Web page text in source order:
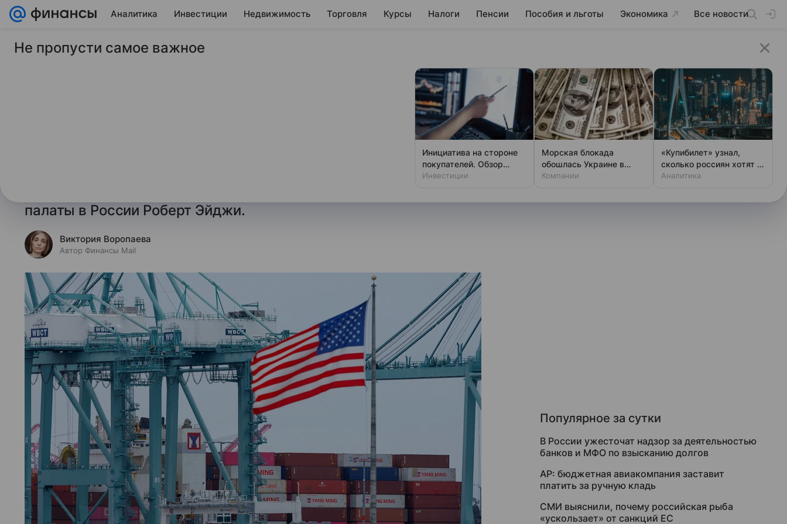
Аналитика Инвестиции Недвижимость Торговля Курсы Налоги Пенсии Пособия и льготы Экономика Все новости
19 июня 2025 Финансы Mail
палаты в России Роберт Эйджи.
Виктория Воропаева
Автор Финансы Mail
Популярное за сутки
В России ужесточат надзор за деятельностью
банков и МФО по взысканию долгов
AP: бюджетная авиакомпания заставит
платить за ручную кладь
СМИ выяснили, почему российская рыба
«ускользает» от санкций ЕС
Не пропусти самое важное
Инициатива на стороне
покупателей. Обзор
российского рынка на 6
Инвестиции
Морская блокада
обошлась Украине в
миллиард долларов
Компании
«Купибилет» узнал,
сколько россиян хотят в
путешествие в страны
Аналитика